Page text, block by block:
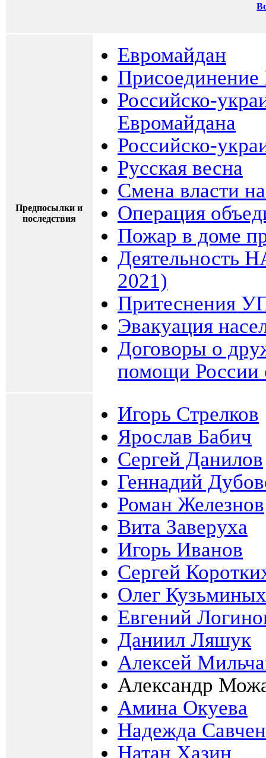
Предпосылки и
последствия
Евромайдан
Российско-
Евромайдана
Российско-
Русская весна
Смена власти
Операция
Пожар в доме
Деятельность
2021)
Притеснения
Эвакуация
Договоры о
помощи
Игорь Стрелков
Ярослав Бабич
Сергей Данилов
Геннадий
Роман Железнов
Вита Заверуха
Игорь Иванов
Сергей
Олег Кузьминых
Евгений
Даниил Ляшук
Алексей
Александр
Амина Окуева
Надежда
Натан Хазин